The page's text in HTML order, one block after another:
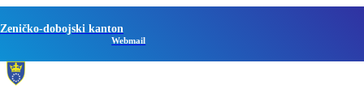
Zeničko-dobojski kanton
Webmail